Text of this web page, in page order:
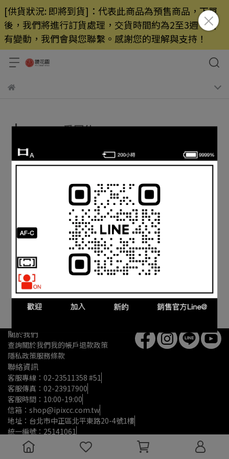
[供貨狀況: 即將到貨]：代表此商品為預售商品，下單
後，我們將進行訂貨處理，交貨時間約為2至3週，若
有變動，我們會與您聯繫。感謝您的理解與支持！
Aputure愛圖仕
預設排序 共 0 件商品
很抱歉，無商品符合篩選條件
請重新輸入篩選
關於我們
查詢關於我們我的帳戶退款政策
隱私政策服務條款
聯絡資訊
客服專線：02-23511358 #51
客服傳真：02-23917900
客服時間：10:00-19:00
信箱：shop@ipixcc.com.tw
地址：台北市中正區北平東路20-4號1樓
統一編號：25141061
Copyright ©
鏡花園IPIX 銷售官網 All Rights Reserved.
Designed
CYBERBIZ